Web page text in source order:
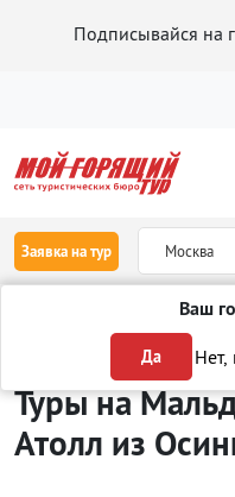
Подписывайся на
Заявка на тур Москва
Ваш
Да Нет,
Отдых
Туры на
Атолл из